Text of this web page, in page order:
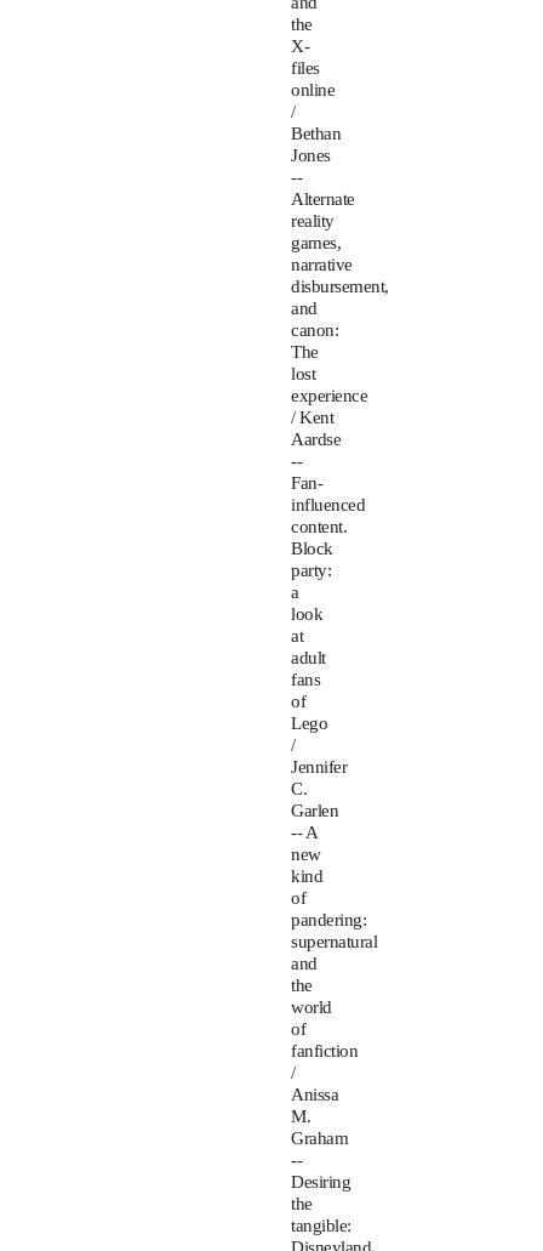
the
X-
files
online
/
Bethan
Jones
--
Alternate
reality
games,
narrative
disbursement,
and
canon:
The
lost
experience
/ Kent
Aardse
--
Fan-
influenced
content.
Block
party:
a
look
at
adult
fans
of
Lego
/
Jennifer
C.
Garlen
-- A
new
kind
of
pandering:
supernatural
and
the
world
of
fanfiction
/
Anissa
M.
Graham
--
Desiring
the
tangible: